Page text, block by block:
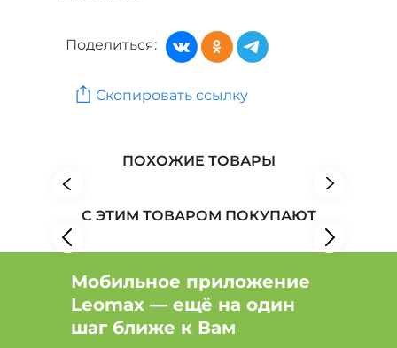
Витамины, БАД и пищевые добавки: Показания
Витамины, БАД и пищевые добавки: Тип пищевая
Красота и здоровье: Бренд Купецкий дом Посадъ
Красота и здоровье: Бренд Oursson
Поделиться:
Скопировать ссылку
ПОХОЖИЕ ТОВАРЫ
С ЭТИМ ТОВАРОМ ПОКУПАЮТ
Мобильное приложение
Leomax — ещё на один
шаг ближе к Вам